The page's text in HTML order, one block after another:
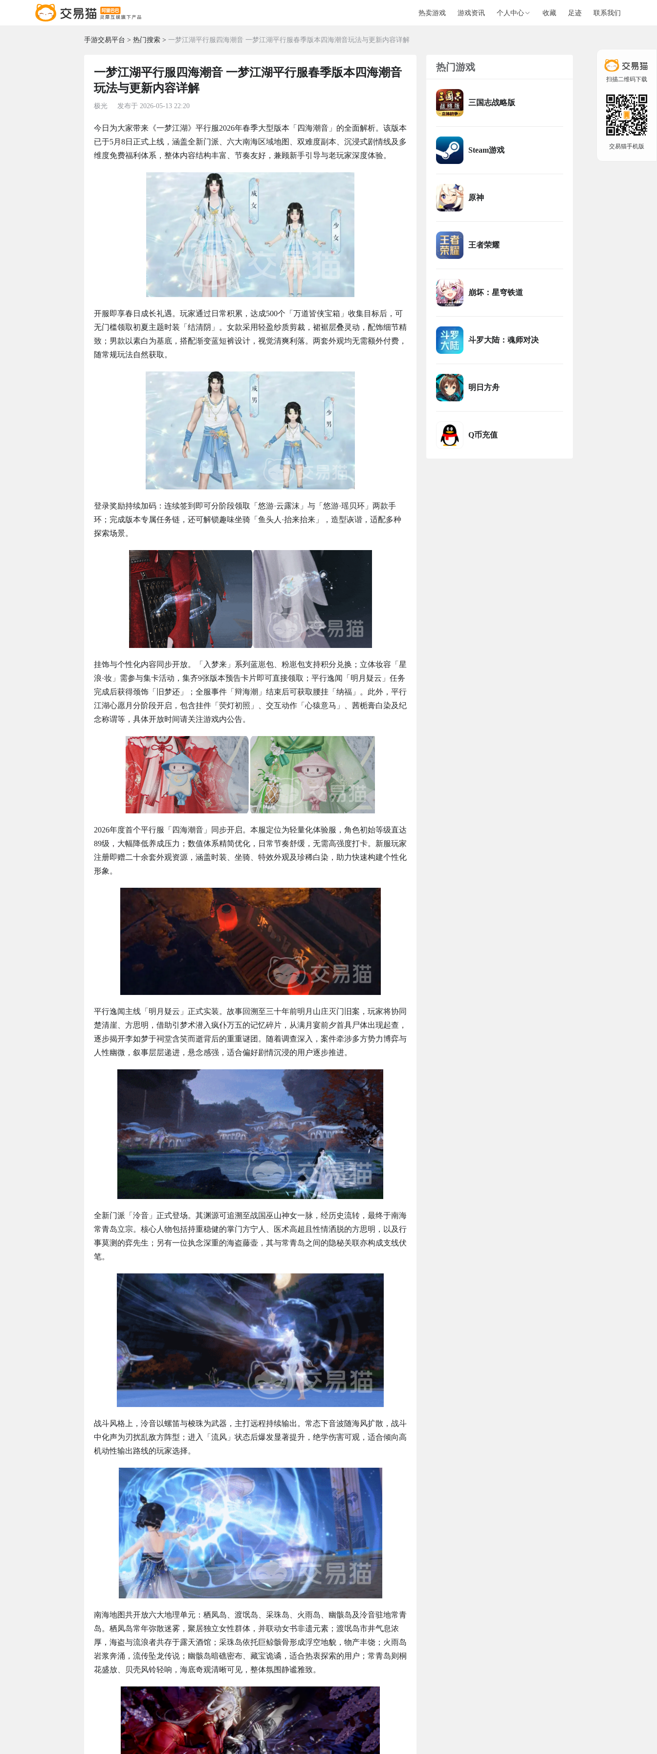
热卖游戏 游戏资讯 个人中心 收藏 足迹 联系我们
手游交易平台 热门搜索 一梦江湖平行服四海潮音 一梦江湖平行服春季版本四海潮音玩法与更新内容详解
一梦江湖平行服四海潮音 一梦江湖平行服春季版本四海潮音
玩法与更新内容详解
极光 发布于 2026-05-13 22:20
今日为大家带来《一梦江湖》平行服2026年春季大型版本「四海潮音」的全面解析。该版本
已于5月8日正式上线，涵盖全新门派、六大南海区域地图、双难度副本、沉浸式剧情线及多
维度免费福利体系，整体内容结构丰富、节奏友好，兼顾新手引导与老玩家深度体验。
开服即享春日成长礼遇。玩家通过日常积累，达成500个「万道皆侠宝箱」收集目标后，可
无门槛领取初夏主题时装「结清阴」。女款采用轻盈纱质剪裁，裙裾层叠灵动，配饰细节精
致；男款以素白为基底，搭配渐变蓝短裤设计，视觉清爽利落。两套外观均无需额外付费，
随常规玩法自然获取。
登录奖励持续加码：连续签到即可分阶段领取「悠游·云露沫」与「悠游·瑶贝环」两款手
环；完成版本专属任务链，还可解锁趣味坐骑「鱼头人·抬来抬来」，造型诙谐，适配多种
探索场景。
挂饰与个性化内容同步开放。「入梦来」系列蓝崽包、粉崽包支持积分兑换；立体妆容「星
浪·妆」需参与集卡活动，集齐9张版本预告卡片即可直接领取；平行逸闻「明月疑云」任务
完成后获得颈饰「旧梦还」；全服事件「辩海潮」结束后可获取腰挂「纳福」。此外，平行
江湖心愿月分阶段开启，包含挂件「荧灯初照」、交互动作「心猿意马」、茜栀膏白染及纪
念称谓等，具体开放时间请关注游戏内公告。
2026年度首个平行服「四海潮音」同步开启。本服定位为轻量化体验服，角色初始等级直达
89级，大幅降低养成压力；数值体系精简优化，日常节奏舒缓，无需高强度打卡。新服玩家
注册即赠二十余套外观资源，涵盖时装、坐骑、特效外观及珍稀白染，助力快速构建个性化
形象。
平行逸闻主线「明月疑云」正式实装。故事回溯至三十年前明月山庄灭门旧案，玩家将协同
楚清崖、方思明，借助引梦术潜入疯仆万五的记忆碎片，从满月宴前夕首具尸体出现起查，
逐步揭开李如梦于祠堂含笑而逝背后的重重谜团。随着调查深入，案件牵涉多方势力博弈与
人性幽微，叙事层层递进，悬念感强，适合偏好剧情沉浸的用户逐步推进。
全新门派「泠音」正式登场。其渊源可追溯至战国巫山神女一脉，经历史流转，最终于南海
常青岛立宗。核心人物包括持重稳健的掌门方宁人、医术高超且性情洒脱的方思明，以及行
事莫测的弈先生；另有一位执念深重的海盗藤壶，其与常青岛之间的隐秘关联亦构成支线伏
笔。
战斗风格上，泠音以螺笛与梭珠为武器，主打远程持续输出。常态下音波随海风扩散，战斗
中化声为刃扰乱敌方阵型；进入「流风」状态后爆发显著提升，绝学伤害可观，适合倾向高
机动性输出路线的玩家选择。
南海地图共开放六大地理单元：栖凤岛、渡氓岛、采珠岛、火雨岛、幽骸岛及泠音驻地常青
岛。栖凤岛常年弥散迷雾，聚居独立女性群体，并联动女书非遗元素；渡氓岛市井气息浓
厚，海盗与流浪者共存于露天酒馆；采珠岛依托巨鲸骸骨形成浮空地貌，物产丰饶；火雨岛
岩浆奔涌，流传坠龙传说；幽骸岛暗礁密布、藏宝诡谲，适合热衷探索的用户；常青岛则桐
花盛放、贝壳风铃轻响，海底奇观清晰可见，整体氛围静谧雅致。
热门游戏
三国志战略版
Steam游戏
原神
王者荣耀
崩坏：星穹铁道
斗罗大陆：魂师对决
明日方舟
Q币充值
扫描二维码下载
交易猫手机版